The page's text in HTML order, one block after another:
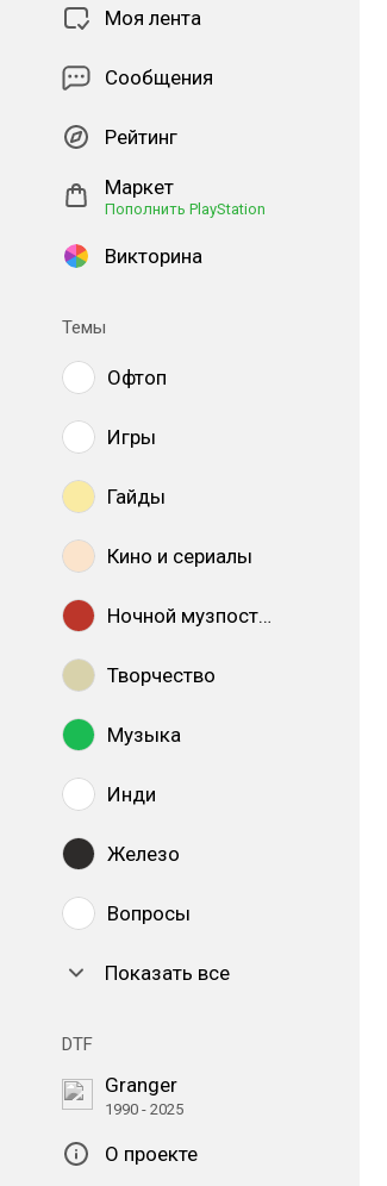
Моя лента
Сообщения
Рейтинг
Маркет
Пополнить PlayStation
Викторина
Темы
Офтоп
Игры
Гайды
Кино и сериалы
Ночной музпостинг
Творчество
Музыка
Инди
Железо
Вопросы
Показать все
DTF
Granger
1990 - 2025
О проекте